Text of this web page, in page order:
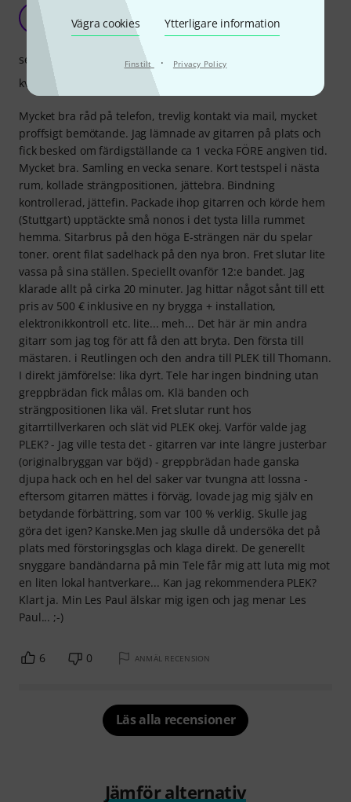
Vägra cookies Ytterligare information
Finstilt · Privacy Policy
Bra men inte särskilt bra
Oliver115 21.07.2022
Mycket bra råd på telefon, trevlig kontakt via mail, mycket
proffsigt bemötande. Jag lämnade av gitarren på plats och
fick besked om färdigställande ca 1 vecka FÖRE angiven tid.
Mycket bra. Samling en vecka senare. Kort testspel i nästa
rum, kollade strängpositionen, jättebra. Bindning
kontrollerad, jättefin. Packade ihop gitarren och körde hem
(Stuttgart) upptäckte små nonos i det tysta lilla rummet
hemma. Sitarbrus på den höga E-strängen när du spelar
toner. orent filat sadelhack på den nya bron. Fret slutar lite
vassa på sina ställen. Speciellt ovanför 12:e bandet. Jag
klarade allt på cirka 20 minuter. Jag hittar något sånt till ett
pris av 500 € inklusive en ny brygga + installation,
elektronikkontroll etc. lite... meh... Det här är min andra
gitarr som jag tog för att få den att bryta. Den första till
mästaren. i Reutlingen och den andra till PLEK till Thomann.
I direkt jämförelse: lika dyrt. Tele har ingen bindning utan
greppbrädan fick målas om. Klä banden och
strängpositionen lika väl. Fret slutar runt hos
gitarrtillverkaren och slät vid PLEK okej. Varför valde jag
PLEK? - Jag ville testa det - gitarren var inte längre justerbar
(originalbryggan var böjd) - greppbrädan hade ganska
djupa hack och en hel del saker var tvungna att lossna -
eftersom gitarren mättes i förväg, lovade jag mig själv en
betydande förbättring, som var 100 % verklig. Skulle jag
göra det igen? Kanske.Men jag skulle då undersöka det på
plats med förstoringsglas och klaga direkt. De generellt
snyggare bandändarna på min Tele får mig att luta mig mot
en liten lokal hantverkare... Kan jag rekommendera PLEK?
Klart ja. Min Les Paul älskar mig igen och jag menar Les
Paul... ;-)
service
kvalitet
6 0 ANMÄL RECENSION
Läs alla recensioner
Jämför alternativ